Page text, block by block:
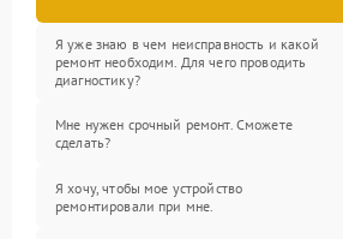
Я уже знаю в чем неисправность и какой
ремонт необходим. Для чего проводить
диагностику?
Мне нужен срочный ремонт. Сможете
сделать?
Я хочу, чтобы мое устройство
ремонтировали при мне.